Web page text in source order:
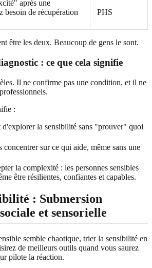
après une
besoin de récupération
PHS
être les deux. Beaucoup de gens le sont.
: ce que cela signifie
Il ne confirme pas une condition, et il ne
:
d'explorer la sensibilité sans "prouver" quoi
concentrer sur ce qui aide, même sans une
la complexité : les personnes sensibles
être résilientes, confiantes et capables.
: Submersion
et sensorielle
semble chaotique, trier la sensibilité en
de meilleurs outils quand vous saurez
pilote la réaction.